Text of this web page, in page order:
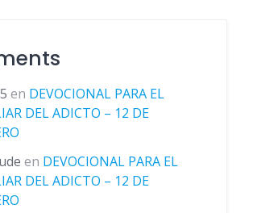
en DEVOCIONAL PARA EL
DEL ADICTO – 12 DE
en DEVOCIONAL PARA EL
DEL ADICTO – 12 DE